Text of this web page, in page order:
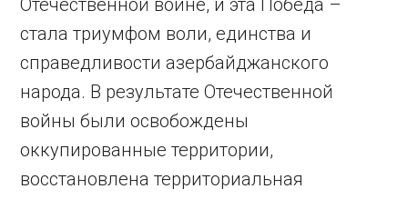
Отечественной войне, и эта Победа –
стала триумфом воли, единства и
справедливости азербайджанского
народа. В результате Отечественной
войны были освобождены
оккупированные территории,
восстановлена ​​территориальная